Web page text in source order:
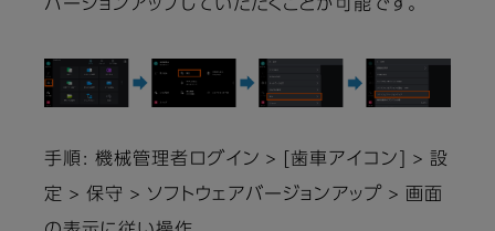
バージョンアップしていただくことが可能です。
手順: 機械管理者ログイン > [歯車アイコン] > 設
定 > 保守 > ソフトウェアバージョンアップ > 画面